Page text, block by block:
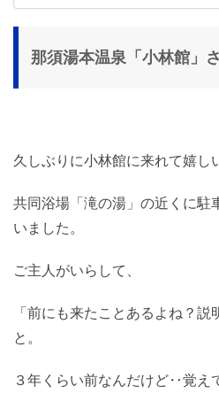
那須湯本温泉「小林館」
久しぶりに小林館に来れて嬉し
共同浴場「滝の湯」の近くに駐
いました。
ご主人がいらして、
「前にも来たことあるよね？説
と。
３年くらい前なんだけど‥覚え